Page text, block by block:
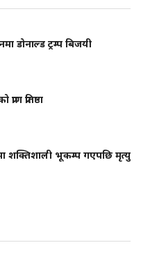
डोनाल्ड ट्रम्प बिजयी
प्रतिष्ठा
शक्तिशाली भूकम्प गएपछि मृत्यु